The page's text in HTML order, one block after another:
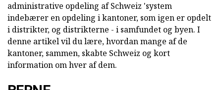
administrative opdeling af Schweiz 'system
indebærer en opdeling i kantoner, som igen er opdelt
i distrikter, og distrikterne - i samfundet og byen. I
denne artikel vil du lære, hvordan mange af de
kantoner, sammen, skabte Schweiz og kort
information om hver af dem.